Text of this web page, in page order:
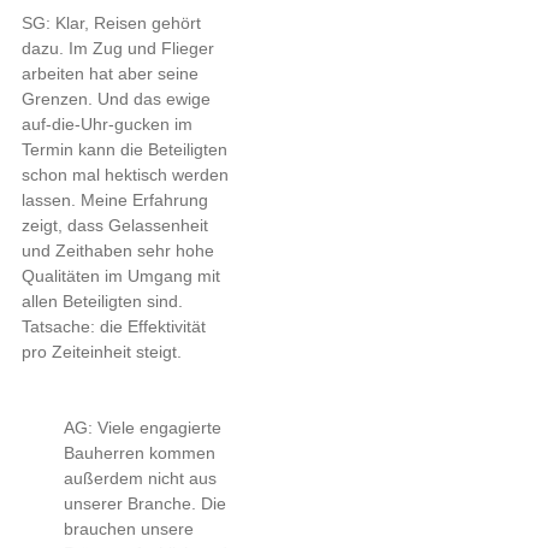
SG: Klar, Reisen gehört
dazu. Im Zug und Flieger
arbeiten hat aber seine
Grenzen. Und das ewige
auf-die-Uhr-gucken im
Termin kann die Beteiligten
schon mal hektisch werden
lassen. Meine Erfahrung
zeigt, dass Gelassenheit
und Zeithaben sehr hohe
Qualitäten im Umgang mit
allen Beteiligten sind.
Tatsache: die Effektivität
pro Zeiteinheit steigt.
AG: Viele engagierte
Bauherren kommen
außerdem nicht aus
unserer Branche. Die
brauchen unsere